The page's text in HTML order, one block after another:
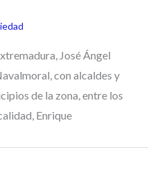
José Ángel
con alcaldes y
de la zona, entre los
Enrique